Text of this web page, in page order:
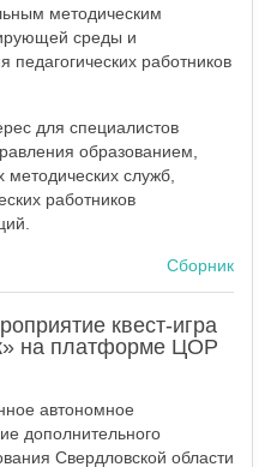
методическим
среды и
педагогических работников
для специалистов
образованием,
служб,
работников
Сборник
квест-игра
на платформе ЦОР
автономное
дополнительного
Свердловской области